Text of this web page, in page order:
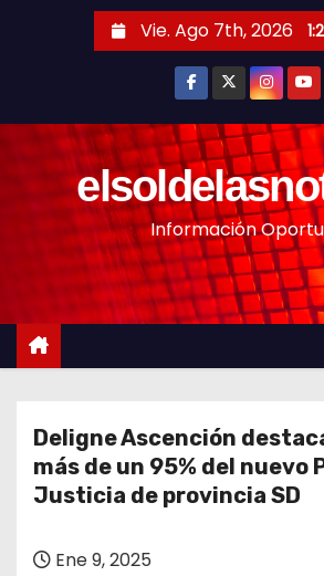
n
Vie. Ago 7th, 2026
Información
Deligne Ascención
más de un 95% del nuevo
Justicia de provincia SD
Ene 9, 2025